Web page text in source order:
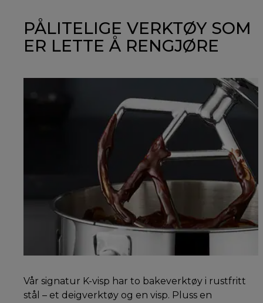
PÅLITELIGE VERKTØY SOM
ER LETTE Å RENGJØRE
Vår signatur K-visp har to bakeverktøy i rustfritt
stål – et deigverktøy og en visp. Pluss en